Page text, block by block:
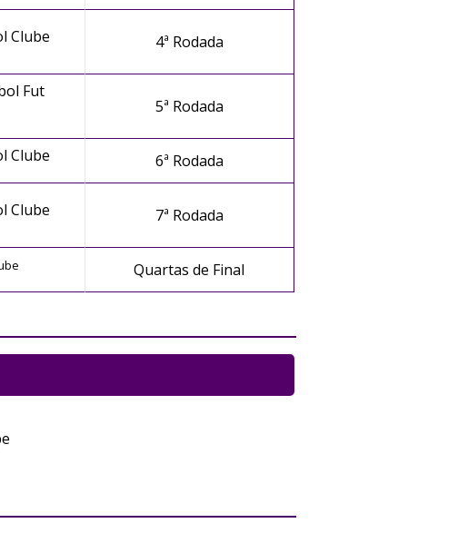
Clube 4ª Rodada
Fut
5ª Rodada
Clube 6ª Rodada
Clube 7ª Rodada
Quartas de Final